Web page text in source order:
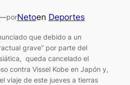
porNetoen Deportes
que debido a un
grave” por parte del
queda cancelado el
contra Vissel Kobe en Japón y,
viaje de este jueves a tierras